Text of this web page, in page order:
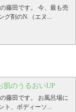
藤田です。 今、最も売
グ剤のN.（エヌ...
肌のうるおいUP
藤田です。 お風呂場に
ト、ボディーソ...